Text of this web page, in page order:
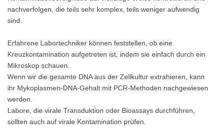
nachverfolgen, die teils sehr komplex, teils weniger aufwendig
sind.
Erfahrene Labortechniker können feststellen, ob eine
Kreuzkontamination aufgetreten ist, indem sie einfach durch ein
Mikroskop schauen.
Wenn wir die gesamte DNA aus der Zellkultur extrahieren, kann
ihr Mykoplasmen-DNA-Gehalt mit PCR-Methoden nachgewiesen
werden.
Labore, die virale Transduktion oder Bioassays durchführen,
sollten auch auf virale Kontamination prüfen.